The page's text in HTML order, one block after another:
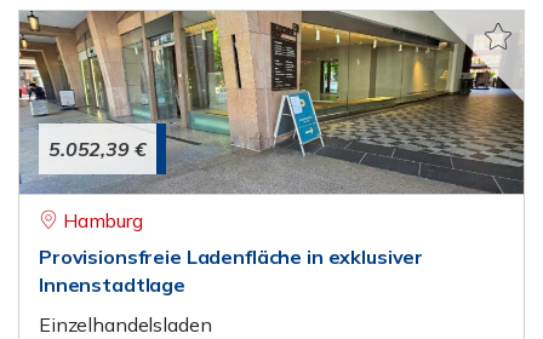
5.052,39 €
Hamburg
Provisionsfreie Ladenfläche in exklusiver
Innenstadtlage
Einzelhandelsladen